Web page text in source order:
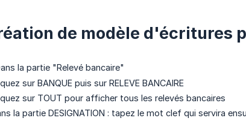
de modèle d'écritures
la partie "Relevé bancaire"
sur BANQUE puis sur RELEVE BANCAIRE
sur TOUT pour afficher tous les relevés bancaires
la partie DESIGNATION : tapez le mot clef qui servira